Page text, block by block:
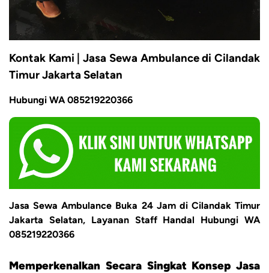
Kontak Kami | Jasa Sewa Ambulance di Cilandak
Timur Jakarta Selatan
Hubungi WA 085219220366
Jasa Sewa Ambulance Buka 24 Jam di Cilandak Timur
Jakarta Selatan, Layanan Staff Handal Hubungi WA
085219220366
Memperkenalkan Secara Singkat Konsep Jasa